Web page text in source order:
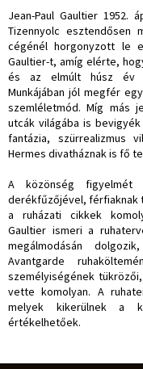
Jean-Paul Gaultier 1952.
Tizennyolc esztendősen
cégénél horgonyzott le
Gaultier-t, amíg elérte,
és az elmúlt húsz év
Munkájában jól megfér
szemléletmód. Míg más
utcák világába is
fantázia, szürrealizmus
Hermes divatháznak is fő
A közönség figyelmét
derékfűzőjével, férfiaknak
a ruházati cikkek
Gaultier ismeri a
megálmodásán
Avantgarde
személyiségének
vette komolyan. A
melyek kikerülnek a
értékelhetőek.